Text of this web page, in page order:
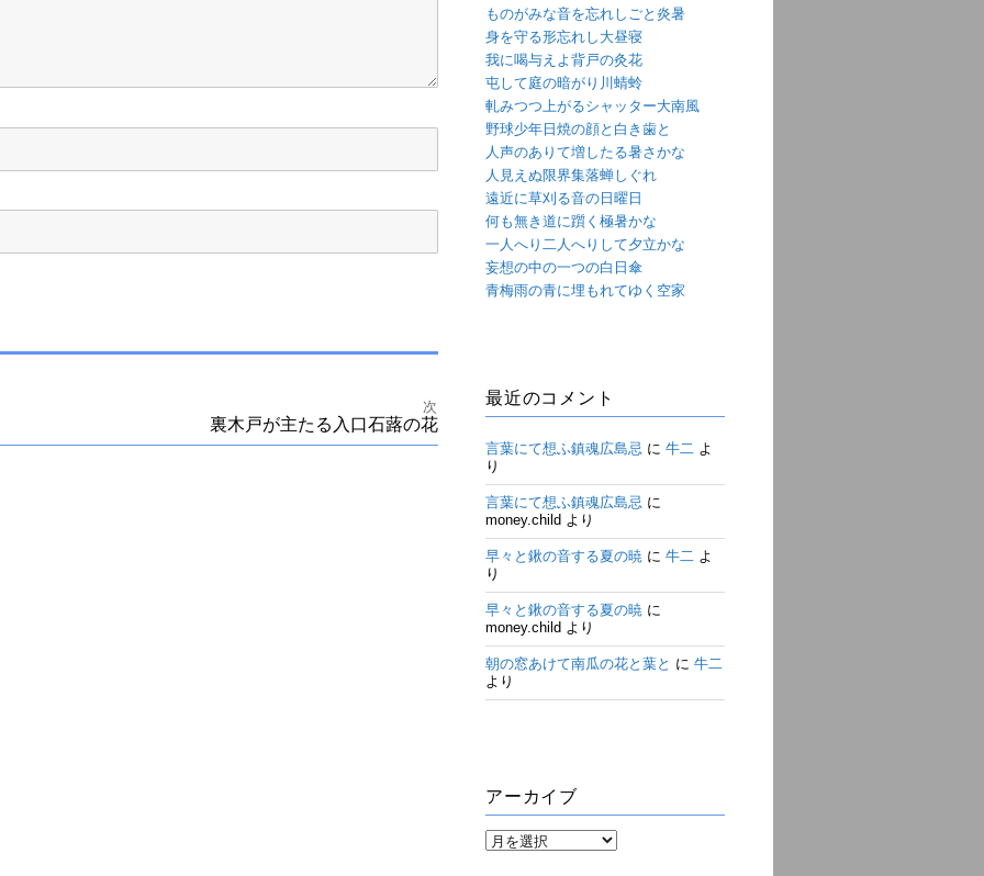
次
裏木戸が主たる入口石蕗の花
ものがみな音を忘れしごと炎暑
身を守る形忘れし大昼寝
我に喝与えよ背戸の灸花
屯して庭の暗がり川蜻蛉
軋みつつ上がるシャッター大南風
野球少年日焼の顔と白き歯と
人声のありて増したる暑さかな
人見えぬ限界集落蝉しぐれ
遠近に草刈る音の日曜日
何も無き道に躓く極暑かな
一人へり二人へりして夕立かな
妄想の中の一つの白日傘
青梅雨の青に埋もれてゆく空家
最近のコメント
言葉にて想ふ鎮魂広島忌 に牛二 よ
り
言葉にて想ふ鎮魂広島忌 に
money.child より
早々と鍬の音する夏の暁 に牛二 よ
り
早々と鍬の音する夏の暁 に
money.child より
朝の窓あけて南瓜の花と葉と に牛二
より
アーカイブ
ア